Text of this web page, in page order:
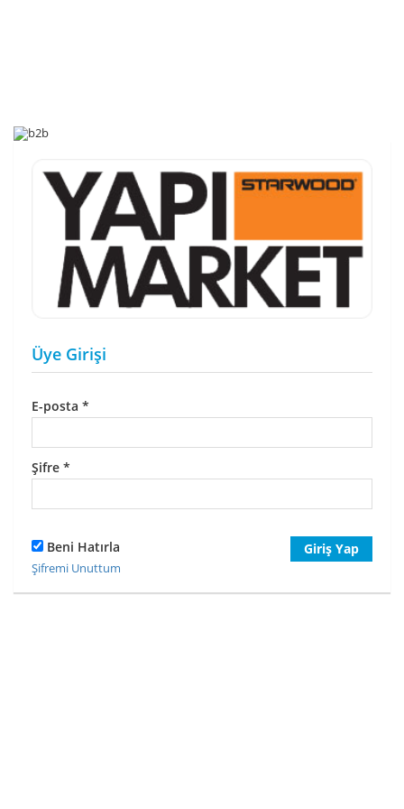
Üye Girişi
E-posta *
Şifre *
Beni Hatırla Giriş Yap
Şifremi Unuttum